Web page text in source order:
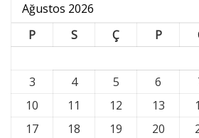
Ağustos 2026
P
S Ç P
3
4 5 6
10
11 12 13
17
18 19 20